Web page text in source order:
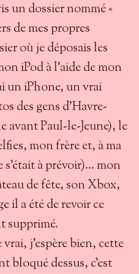
un dossier nommé «
de mes propres
où je déposais les
iPod à l’aide de mon
un iPhone, un vrai
des gens d’Havre-
avant Paul-le-Jeune), le
mon frère et, à ma
s’était à prévoir)… mon
de fête, son Xbox,
il a été de revoir ce
supprimé.
j’espère bien, cette
bloqué dessus, c’est